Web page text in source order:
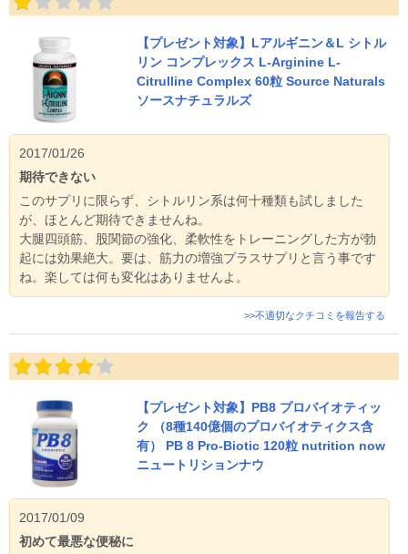
【プレゼント対象】Lアルギニン＆L シトル
リン コンプレックス L-Arginine L-
Citrulline Complex 60粒 Source Naturals
ソースナチュラルズ
2017/01/26
期待できない
このサプリに限らず、シトルリン系は何十種類も試しました
が、ほとんど期待できませんね。
大腿四頭筋、股関節の強化、柔軟性をトレーニングした方が勃
起には効果絶大。要は、筋力の増強プラスサプリと言う事です
ね。楽しては何も変化はありませんよ。
>>不適切なクチコミを報告する
【プレゼント対象】PB8 プロバイオティッ
ク （8種140億個のプロバイオティクス含
有） PB 8 Pro-Biotic 120粒 nutrition now
ニュートリションナウ
2017/01/09
初めて最悪な便秘に